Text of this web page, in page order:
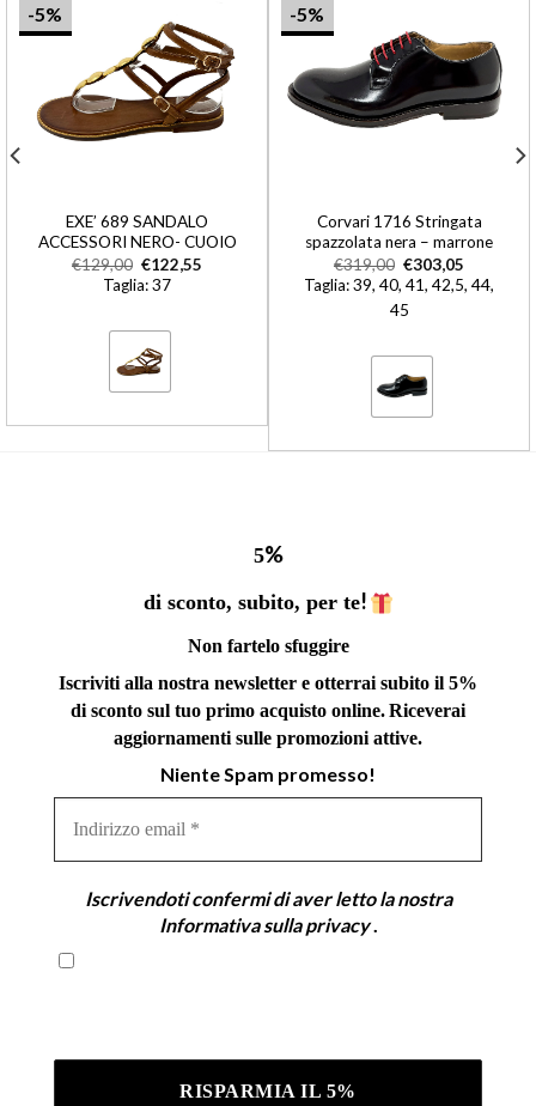
-5%
EXE’ 689 SANDALO
ACCESSORI NERO- CUOIO
€129,00 €122,55
Taglia: 37
-5%
Corvari 1716 Stringata
spazzolata nera – marrone
€319,00 €303,05
Taglia: 39, 40, 41, 42,5, 44,
45
5%
di sconto, subito, per te!
Non fartelo sfuggire
Iscriviti alla nostra newsletter e otterrai subito il 5%
di sconto sul tuo primo acquisto online.Riceverai
aggiornamenti sulle promozioni attive.
Niente Spam promesso!
email
Iscrivendoti confermi di aver letto la nostra
Informativa sulla privacy.